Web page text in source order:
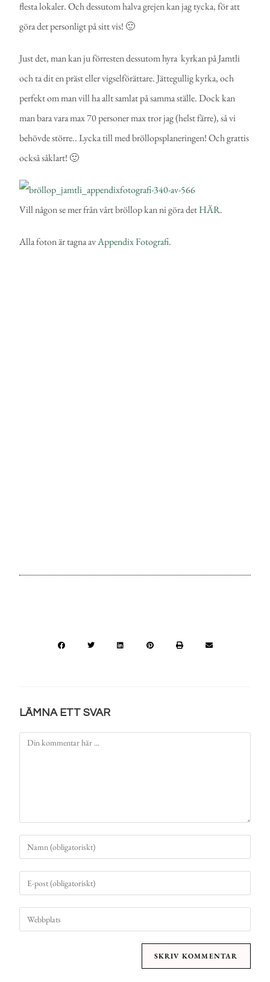
flesta lokaler. Och dessutom halva grejen kan jag tycka, för att
göra det personligt på sitt vis! 🙂
Just det, man kan ju förresten dessutom hyra kyrkan på Jamtli
och ta dit en präst eller vigselförättare. Jättegullig kyrka, och
perfekt om man vill ha allt samlat på samma ställe. Dock kan
man bara vara max 70 personer max tror jag (helst färre), så vi
behövde större.. Lycka till med bröllopsplaneringen! Och grattis
också såklart! 🙂
Vill någon se mer från vårt bröllop kan ni göra detHÄR.
Alla foton är tagna avAppendix Fotografi.
LÄMNA ETT SVAR